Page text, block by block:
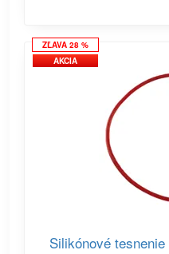
ZĽAVA 28 %
AKCIA
Silikónové